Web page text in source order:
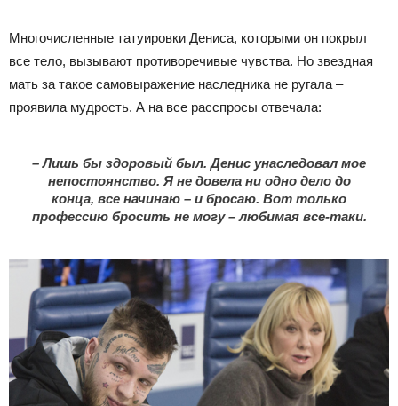
Многочисленные татуировки Дениса, которыми он покрыл
все тело, вызывают противоречивые чувства. Но звездная
мать за такое самовыражение наследника не ругала –
проявила мудрость. А на все расспросы отвечала:
– Лишь бы здоровый был. Денис унаследовал мое
непостоянство. Я не довела ни одно дело до
конца, все начинаю – и бросаю. Вот только
профессию бросить не могу – любимая все-таки.